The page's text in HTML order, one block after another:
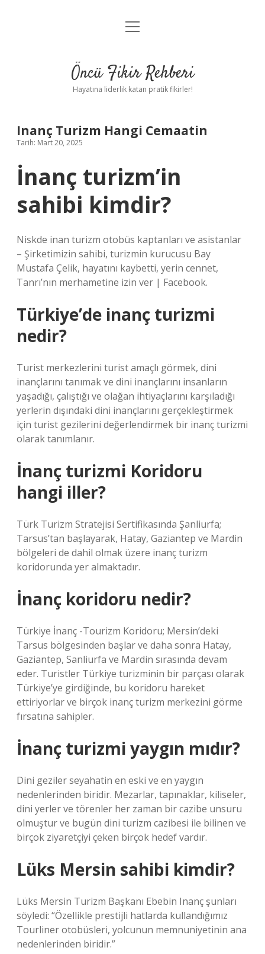
Anasayfa
Yasal Uyarı
menüyü
Öncü Fikir Rehberi
Hayatına liderlik katan pratik fikirler!
Inanç Turizm Hangi Cemaatin
Tarih: Mart 20, 2025
İnanç turizm’in
sahibi kimdir?
Niskde inan turizm otobüs kaptanları ve asistanlar
– Şirketimizin sahibi, turizmin kurucusu Bay
Mustafa Çelik, hayatını kaybetti, yerin cennet,
Tanrı’nın merhametine izin ver | Facebook.
Türkiye’de inanç turizmi
nedir?
Turist merkezlerini turist amaçlı görmek, dini
inançlarını tanımak ve dini inançlarını insanların
yaşadığı, çalıştığı ve olağan ihtiyaçlarını karşıladığı
yerlerin dışındaki dini inançlarını gerçekleştirmek
için turist gezilerini değerlendirmek bir inanç turizmi
olarak tanımlanır.
İnanç turizmi Koridoru
hangi iller?
Türk Turizm Stratejisi Sertifikasında Şanliurfa;
Tarsus’tan başlayarak, Hatay, Gaziantep ve Mardin
bölgeleri de dahil olmak üzere inanç turizm
koridorunda yer almaktadır.
İnanç koridoru nedir?
Türkiye İnanç -Tourizm Koridoru; Mersin’deki
Tarsus bölgesinden başlar ve daha sonra Hatay,
Gaziantep, Sanliurfa ve Mardin sırasında devam
eder. Turistler Türkiye turizminin bir parçası olarak
Türkiye’ye girdiğinde, bu koridoru hareket
ettiriyorlar ve birçok inanç turizm merkezini görme
fırsatına sahipler.
İnanç turizmi yaygın mıdır?
Dini geziler seyahatin en eski ve en yaygın
nedenlerinden biridir. Mezarlar, tapınaklar, kiliseler,
dini yerler ve törenler her zaman bir cazibe unsuru
olmuştur ve bugün dini turizm cazibesi ile bilinen ve
birçok ziyaretçiyi çeken birçok hedef vardır.
Lüks Mersin sahibi kimdir?
Lüks Mersin Turizm Başkanı Ebebin Inanç şunları
söyledi: “Özellikle prestijli hatlarda kullandığımız
Tourliner otobüsleri, yolcunun memnuniyetinin ana
nedenlerinden biridir.”